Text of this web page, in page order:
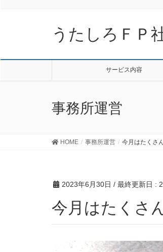
うたしろＦＰ
サービス内容
事務所運営
HOME 事務所運営 今月はたくさ
2023年6月30日 / 最終更新日 :
今月はたくさ